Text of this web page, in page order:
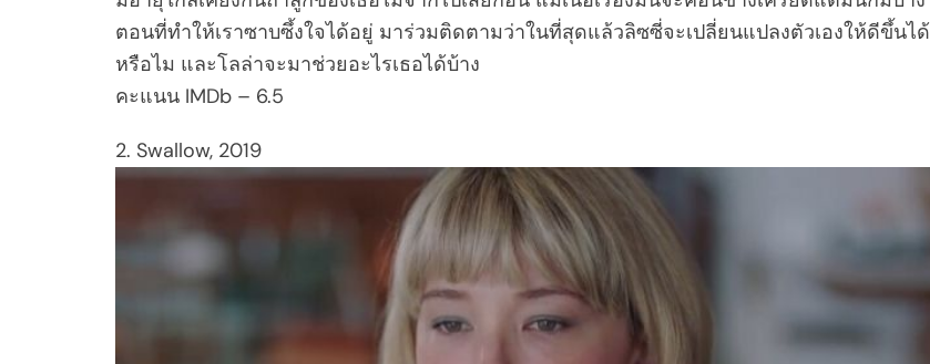
ตอนที่ทำให้เราซาบซึ้งใจได้อยู่ มาร่วมติดตามว่าในที่สุดแล้วลิซซี่จะเปลี่ยนแปลงตัวเองให้ดีขึ้นได้
หรือไม และโลล่าจะมาช่วยอะไรเธอได้บ้าง
คะแนน IMDb – 6.5
2. Swallow, 2019